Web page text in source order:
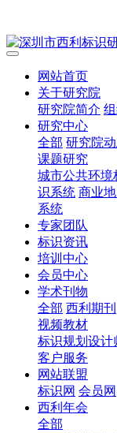
网站首页
关于研究院
研究院简介
研究中心
全部 研究院
课题研究
城市公共环境
识系统 商业
系统
专家团队
标识资讯
培训中心
会员中心
学术刊物
全部 西利期刊
视频教材
标识规划设计
客户服务
网站联盟
标识网 会员网
西利年会
全部